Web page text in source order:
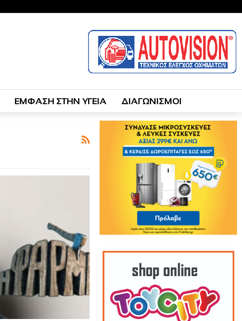
ΕΜΦΑΣΗ ΣΤΗΝ ΥΓΕΙΑ ΔΙΑΓΩΝΙΣΜΟΙ